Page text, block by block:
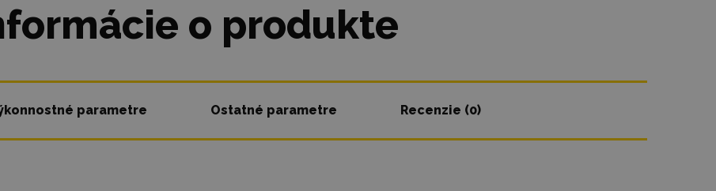
o produkte
parametre Ostatné parametre Recenzie (0)